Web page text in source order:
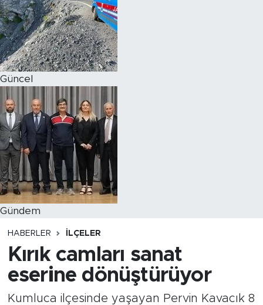
Güncel
Gündem
HABERLER İLÇELER
Kırık camları sanat
eserine dönüştürüyor
Kumluca ilçesinde yaşayan Pervin Kavacık 8
Magazin
Özel Haber
Politika
Resmi İlanlar
Sağlık
Spor
Turizm